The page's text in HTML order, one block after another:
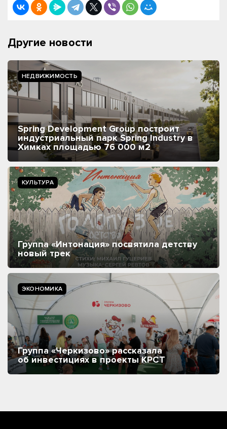
Другие новости
НЕДВИЖИМОСТЬ
Spring Development Group построит
индустриальный парк Spring Industry в
Химках площадью 76 000 м2
КУЛЬТУРА
Группа «Интонация» посвятила детству
новый трек
ЭКОНОМИКА
Группа «Черкизово» рассказала
об инвестициях в проекты КРСТ